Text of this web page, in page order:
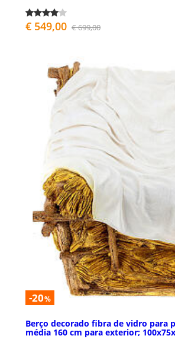
€ 549,00 € 699,00
-20%
Berço decorado fibra de vidro para
média 160 cm para exterior;